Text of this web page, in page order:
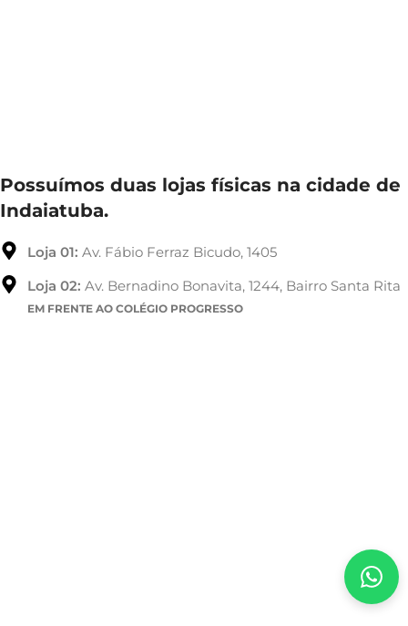
Possuímos duas lojas físicas na cidade de
Indaiatuba.
Loja 01: Av. Fábio Ferraz Bicudo, 1405
Loja 02: Av. Bernadino Bonavita, 1244, Bairro Santa Rita
EM FRENTE AO COLÉGIO PROGRESSO